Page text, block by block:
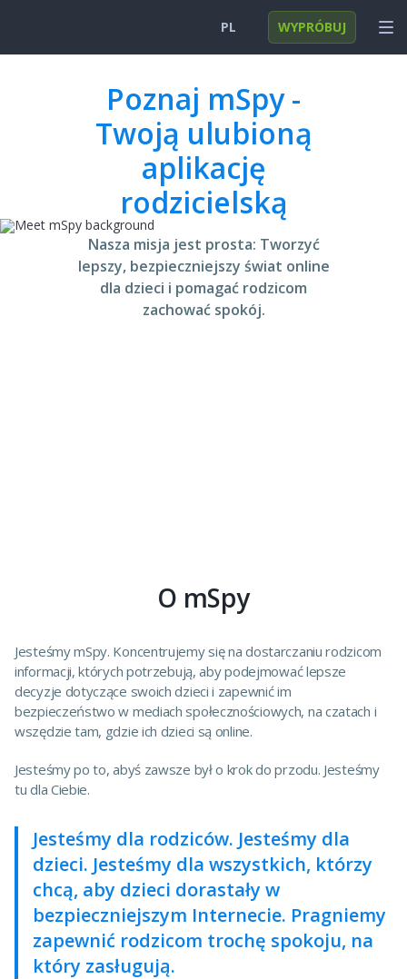
PL
English
Deutsch
Español
Türkçe
Polski
Nederlands
WYPRÓBUJ
Poznaj mSpy -
Twoją ulubioną
aplikację
rodzicielską
Nasza misja jest prosta: Tworzyć
lepszy, bezpieczniejszy świat online
dla dzieci i pomagać rodzicom
zachować spokój.
O mSpy
Jesteśmy mSpy. Koncentrujemy się na dostarczaniu rodzicom
informacji, których potrzebują, aby podejmować lepsze
decyzje dotyczące swoich dzieci i zapewnić im
bezpieczeństwo w mediach społecznościowych, na czatach i
wszędzie tam, gdzie ich dzieci są online.
Jesteśmy po to, abyś zawsze był o krok do przodu. Jesteśmy
tu dla Ciebie.
Jesteśmy dla rodziców. Jesteśmy dla
dzieci. Jesteśmy dla wszystkich, którzy
chcą, aby dzieci dorastały w
bezpieczniejszym Internecie. Pragniemy
zapewnić rodzicom trochę spokoju, na
który zasługują.